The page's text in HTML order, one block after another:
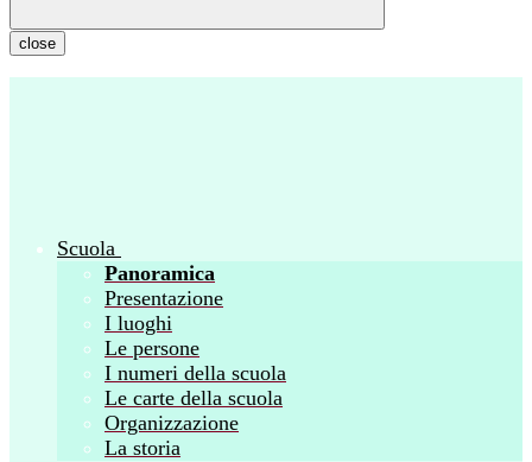
close
Scuola
Panoramica
Presentazione
I luoghi
Le persone
I numeri della scuola
Le carte della scuola
Organizzazione
La storia